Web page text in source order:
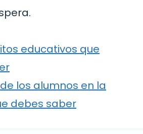
educativos que
los alumnos en la
debes saber